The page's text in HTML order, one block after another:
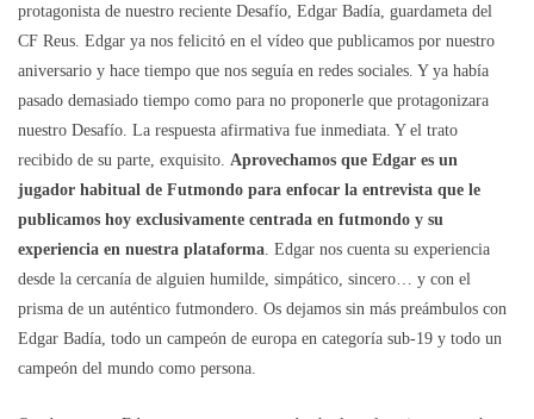
protagonista de nuestro reciente Desafío, Edgar Badía, guardameta del
CF Reus. Edgar ya nos felicitó en el vídeo que publicamos por nuestro
aniversario y hace tiempo que nos seguía en redes sociales. Y ya había
pasado demasiado tiempo como para no proponerle que protagonizara
nuestro Desafío. La respuesta afirmativa fue inmediata. Y el trato
recibido de su parte, exquisito. Aprovechamos que Edgar es un
jugador habitual de Futmondo para enfocar la entrevista que le
publicamos hoy exclusivamente centrada en futmondo y su
experiencia en nuestra plataforma . Edgar nos cuenta su experiencia
desde la cercanía de alguien humilde, simpático, sincero… y con el
prisma de un auténtico futmondero. Os dejamos sin más preámbulos con
Edgar Badía, todo un campeón de europa en categoría sub-19 y todo un
campeón del mundo como persona.